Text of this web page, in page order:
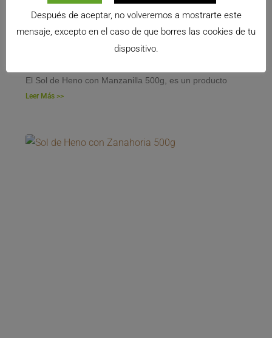
El Sol de Heno con Manzanilla 500g, es un producto
Leer Más >>
Después de aceptar, no volveremos a mostrarte este
mensaje, excepto en el caso de que borres las cookies de tu
dispositivo.